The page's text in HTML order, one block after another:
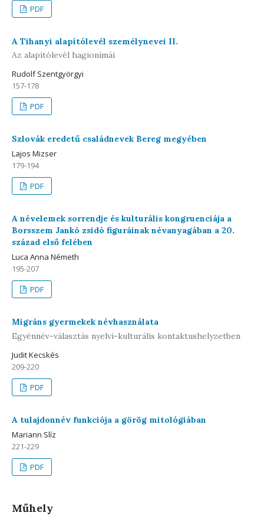
PDF
A Tihanyi alapítólevél személynevei II.
Az alapítólevél hagionimái
Rudolf Szentgyörgyi
157-178
PDF
Szlovák eredetű családnevek Bereg megyében
Lajos Mizser
179-194
PDF
A névelemek sorrendje és kulturális kongruenciája a
Borsszem Jankó zsidó figuráinak névanyagában a 20.
század első felében
Luca Anna Németh
195-207
PDF
Migráns gyermekek névhasználata
Egyénnév-választás nyelvi-kulturális kontaktushelyzetben
Judit Kecskés
209-220
PDF
A tulajdonnév funkciója a görög mitológiában
Mariann Slíz
221-229
PDF
Műhely